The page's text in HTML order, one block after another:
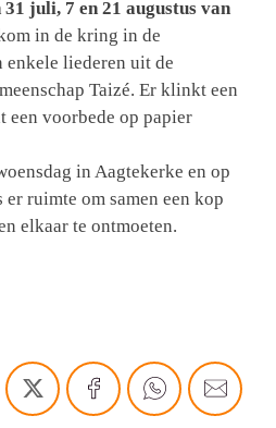
juli, 7 en 21 augustus van
in de kring in de
enkele liederen uit de
Taizé. Er klinkt een
een voorbede op papier
in Aagtekerke en op
ruimte om samen een kop
elkaar te ontmoeten.